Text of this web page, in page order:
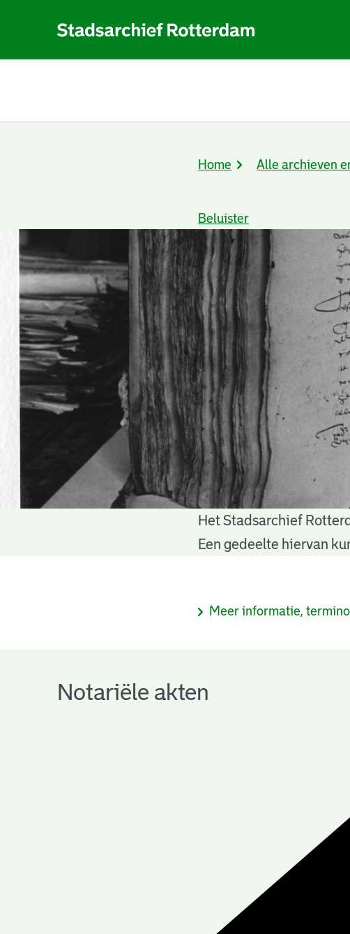
Kruimelpad
Home Alle archieven
Beluister
Het Stadsarchief
Een gedeelte hiervan
archieven
Meer informatie,
Notariële akten